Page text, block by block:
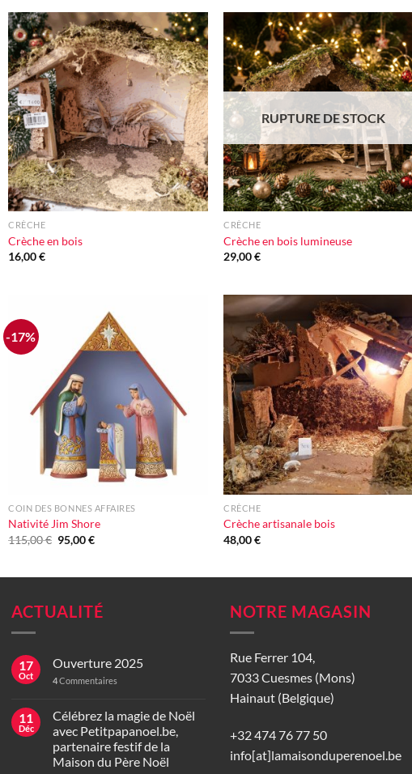
Ajouter
à la liste
d'envie
+
CRÈCHE
Crèche en bois
16,00€
Ajouter
à la liste
d'envie
+
RUPTURE DE STOCK
CRÈCHE
Crèche en bois lumineuse
29,00€
-17%
COIN DES BONNES AFFAIRES
Nativité Jim Shore
115,00€ Le
prix
95,00€Le
Ajouter
à la liste
d'envie
+
CRÈCHE
Crèche artisanale bois
48,00€
ACTUALITÉ
17
Oct
Ouverture 2025
4Commentaires
11
Déc
Célébrez la magie de Noël
avec Petitpapanoel.be,
partenaire festif de la
Maison du Père Noël
NOTRE MAGASIN
Rue Ferrer 104,
7033 Cuesmes (Mons)
Hainaut (Belgique)
+32 474 76 77 50
info[at]lamaisonduperenoel.be